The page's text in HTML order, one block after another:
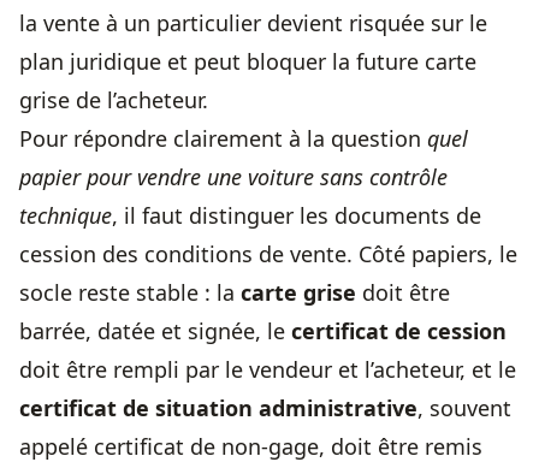
la vente à un particulier devient risquée sur le
plan juridique et peut bloquer la future carte
grise de l’acheteur.
Pour répondre clairement à la question quel
papier pour vendre une voiture sans contrôle
technique, il faut distinguer les documents de
cession des conditions de vente. Côté papiers, le
socle reste stable : la carte grise doit être
barrée, datée et signée, le certificat de cession
doit être rempli par le vendeur et l’acheteur, et le
certificat de situation administrative, souvent
appelé certificat de non-gage, doit être remis